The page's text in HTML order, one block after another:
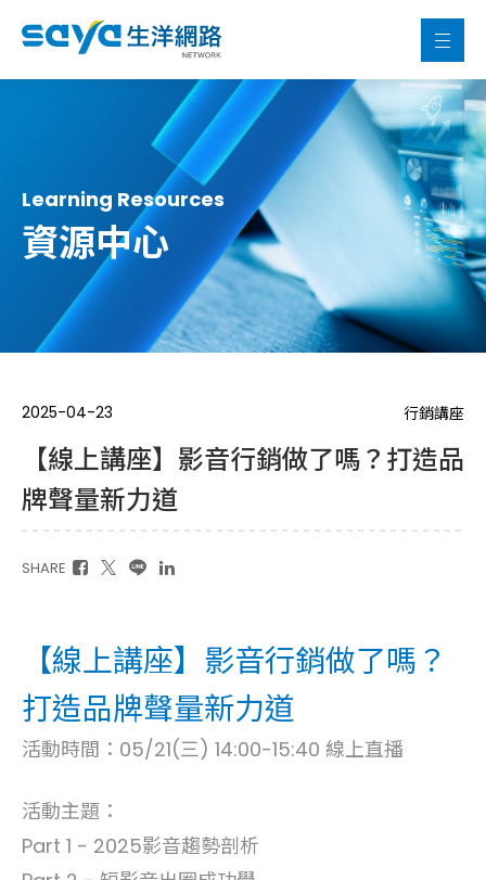
Learning Resources
資源中心
2025-04-23 行銷講座
【線上講座】影音行銷做了嗎？打造品
牌聲量新力道
SHARE
【線上講座】影音行銷做了嗎？
打造品牌聲量新力道
活動時間：05/21(三) 14:00-15:40 線上直播
活動主題：
Part 1 - 2025影音趨勢剖析